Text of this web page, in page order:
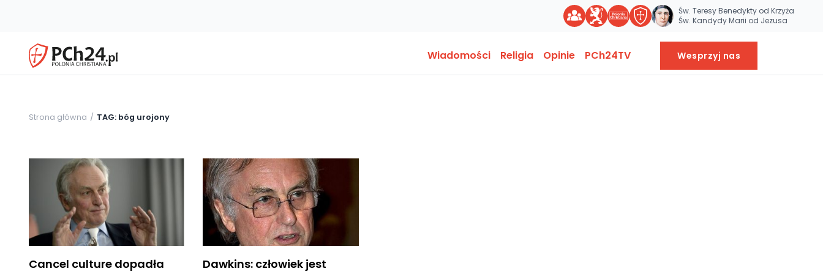
Św. Teresy Benedykty od Krzyża
Św. Kandydy Marii od Jezusa
Wiadomości Religia Opinie PCh24TV Wesprzyj nas
Strona główna TAG: bóg urojony
Cancel culture dopadła
Dawkins: człowiek jest